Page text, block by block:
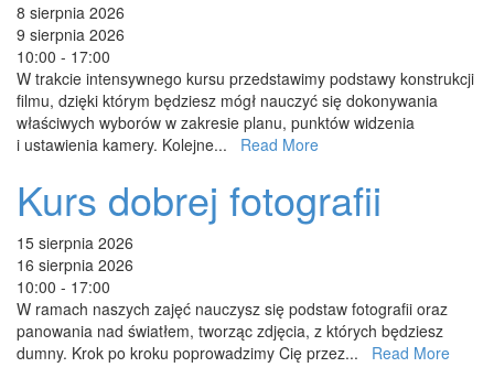
8 sierpnia 2026
9 sierpnia 2026
10:00 - 17:00
W trakcie intensywnego kursu przedstawimy podstawy konstrukcji
filmu, dzięki którym będziesz mógł nauczyć się dokonywania
właściwych wyborów w zakresie planu, punktów widzenia
i ustawienia kamery. Kolejne... Read More
Kurs dobrej fotografii
15 sierpnia 2026
16 sierpnia 2026
10:00 - 17:00
W ramach naszych zajęć nauczysz się podstaw fotografii oraz
panowania nad światłem, tworząc zdjęcia, z których będziesz
dumny. Krok po kroku poprowadzimy Cię przez... Read More